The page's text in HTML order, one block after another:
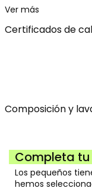
Ver más
Certificados de
Composición y
Completa
Los pequeños
hemos